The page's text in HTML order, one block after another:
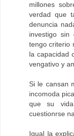
millones
verdad que
denuncia
investigo
tengo criterio
la capacidad
vengativo y
Si le cansan
incomoda
que su
cuestionrse
Igual la